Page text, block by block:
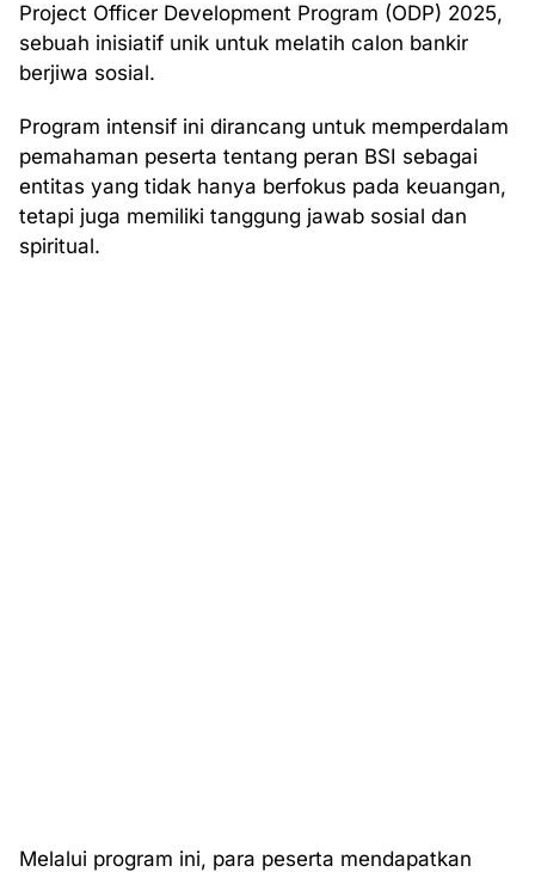
Project Officer Development Program (ODP) 2025,
sebuah inisiatif unik untuk melatih calon bankir
berjiwa sosial.
Program intensif ini dirancang untuk memperdalam
pemahaman peserta tentang peran BSI sebagai
entitas yang tidak hanya berfokus pada keuangan,
tetapi juga memiliki tanggung jawab sosial dan
spiritual.
Melalui program ini, para peserta mendapatkan